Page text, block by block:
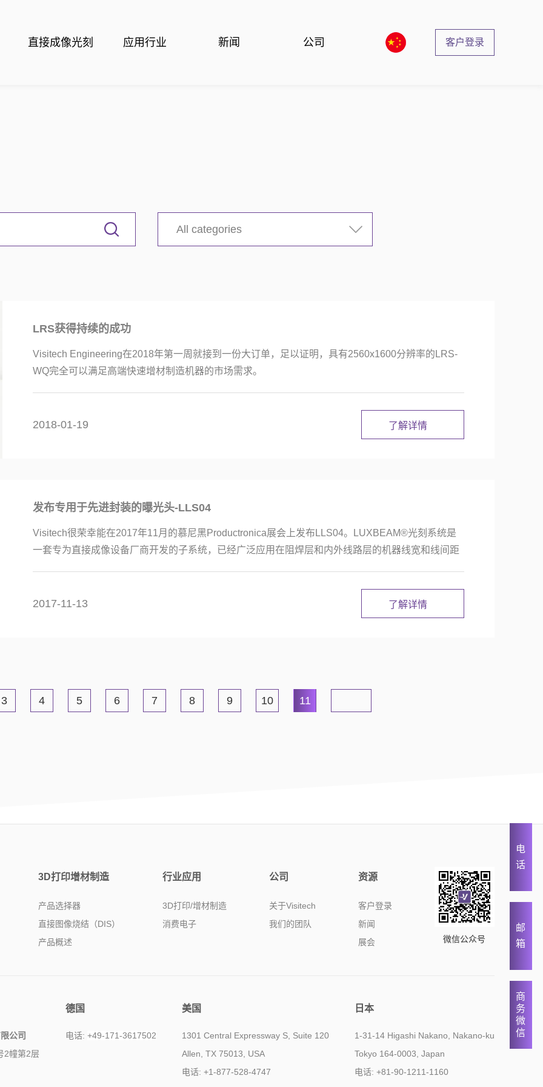
客户登录
直接成像光刻 应用行业 新闻 公司
LRS获得持续的成功
Visitech Engineering在2018年第一周就接到一份大订单，足以证明，具有2560x1600分辨率的LRS-
WQ完全可以满足高端快速增材制造机器的市场需求。
2018-01-19 了解详情
发布专用于先进封装的曝光头-LLS04
Visitech很荣幸能在2017年11月的慕尼黑Productronica展会上发布LLS04。LUXBEAM®光刻系统是
一套专为直接成像设备厂商开发的子系统，已经广泛应用在阻焊层和内外线路层的机器线宽和线间距
2017-11-13 了解详情
3 4 5 6 7 8 9 10 11
电
话
邮
箱
商
务
微
信
3D打印增材制造
产品选择器
直接图像烧结（DIS）
产品概述
行业应用
3D打印/增材制造
消费电子
公司
关于Visitech
我们的团队
资源
客户登录
新闻
展会
微信公众号
公司
2幢第2层
德国
电话: +49-171-3617502
美国
1301 Central Expressway S, Suite 120
Allen, TX 75013, USA
电话: +1-877-528-4747
日本
1-31-14 Higashi Nakano, Nakano-ku
Tokyo 164-0003, Japan
电话: +81-90-1211-1160